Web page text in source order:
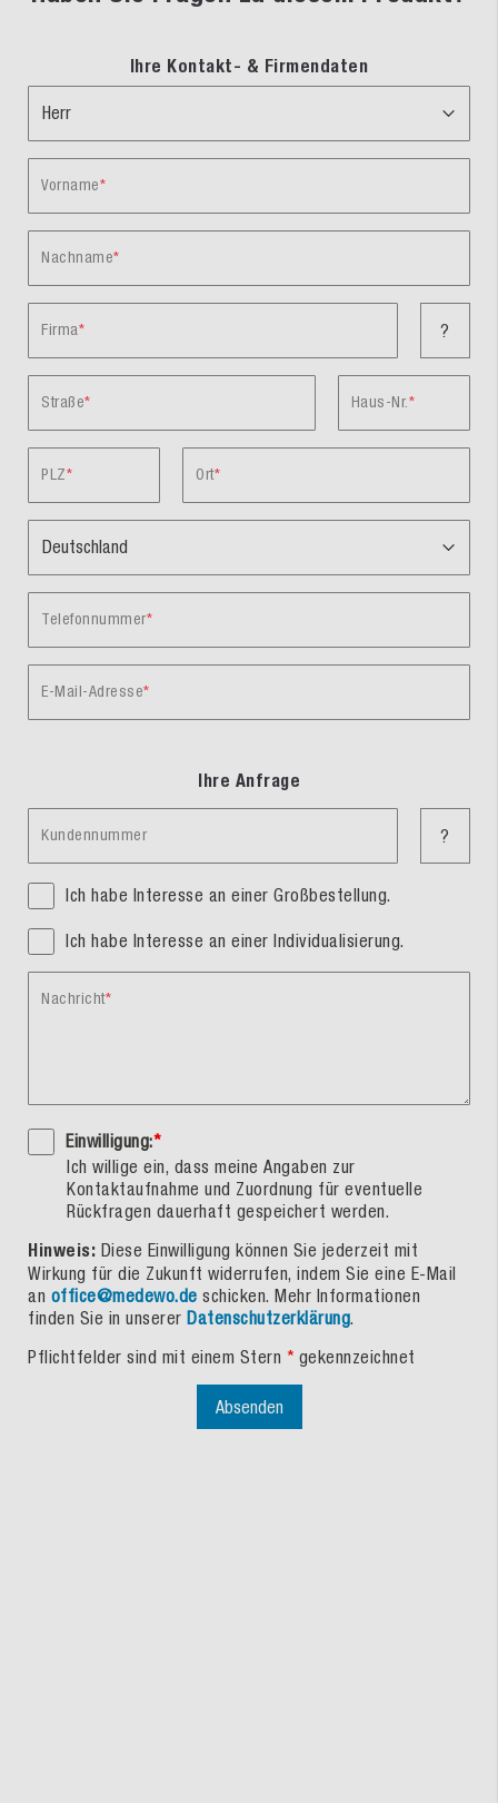
Ihre Kontakt- & Firmendaten
Vorname
Nachname
Firma ?
Straße Haus-Nr.
PLZ Ort
Telefonnummer
E-Mail-Adresse
Ihre Anfrage
Kundennummer ?
Ich habe Interesse an einer Großbestellung.
Ich habe Interesse an einer Individualisierung.
Nachricht
Einwilligung:*
Ich willige ein, dass meine Angaben zur
Kontaktaufnahme und Zuordnung für eventuelle
Rückfragen dauerhaft gespeichert werden.
Hinweis: Diese Einwilligung können Sie jederzeit mit
Wirkung für die Zukunft widerrufen, indem Sie eine E-Mail
an office@medewo.de schicken. Mehr Informationen
finden Sie in unserer Datenschutzerklärung.
Pflichtfelder sind mit einem Stern * gekennzeichnet
Absenden